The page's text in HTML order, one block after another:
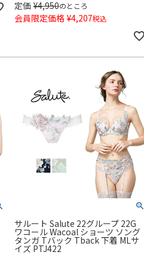
定価 ¥4,950のところ
会員限定価格 ¥4,207税込
サルート Salute 22グループ 22G
ワコール Wacoal ショーツ ソング
タンガ Tバック Tback 下着 MLサ
イズ PTJ422